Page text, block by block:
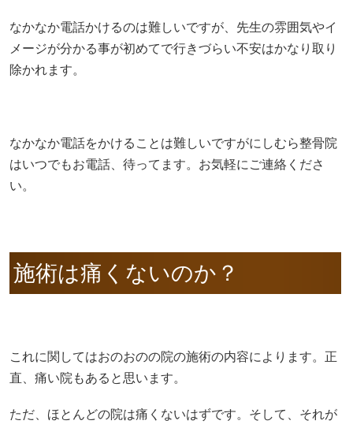
なかなか電話かけるのは難しいですが、先生の雰囲気やイ
メージが分かる事が初めてで行きづらい不安はかなり取り
除かれます。
なかなか電話をかけることは難しいですがにしむら整骨院
はいつでもお電話、待ってます。お気軽にご連絡くださ
い。
施術は痛くないのか？
これに関してはおのおのの院の施術の内容によります。正
直、痛い院もあると思います。
ただ、ほとんどの院は痛くないはずです。そして、それが